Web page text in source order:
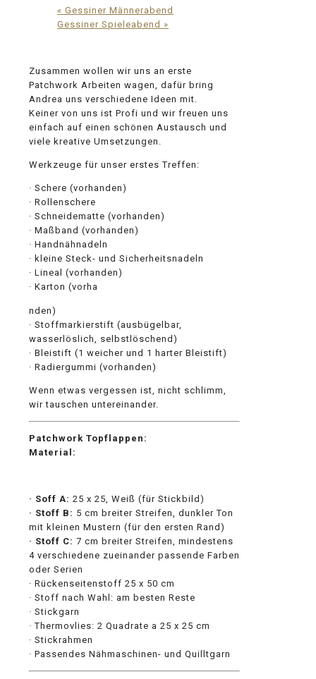
« Gessiner Männerabend
Gessiner Spieleabend »
Zusammen wollen wir uns an erste
Patchwork Arbeiten wagen, dafür bring
Andrea uns verschiedene Ideen mit.
Keiner von uns ist Profi und wir freuen uns
einfach auf einen schönen Austausch und
viele kreative Umsetzungen.
Werkzeuge für unser erstes Treffen:
· Schere (vorhanden)
· Rollenschere
· Schneidematte (vorhanden)
· Maßband (vorhanden)
· Handnähnadeln
· kleine Steck- und Sicherheitsnadeln
· Lineal (vorhanden)
· Karton (vorha
osteopathe-nyon-cabinet-monney
nden)
· Stoffmarkierstift (ausbügelbar,
wasserlöslich, selbstlöschend)
· Bleistift (1 weicher und 1 harter Bleistift)
· Radiergummi (vorhanden)
Wenn etwas vergessen ist, nicht schlimm,
wir tauschen untereinander.
Patchwork Topflappen:
Material:
· Soff A: 25 x 25, Weiß (für Stickbild)
· Stoff B: 5 cm breiter Streifen, dunkler Ton
mit kleinen Mustern (für den ersten Rand)
· Stoff C: 7 cm breiter Streifen, mindestens
4 verschiedene zueinander passende Farben
oder Serien
· Rückenseitenstoff 25 x 50 cm
· Stoff nach Wahl: am besten Reste
· Stickgarn
· Thermovlies: 2 Quadrate a 25 x 25 cm
· Stickrahmen
· Passendes Nähmaschinen- und Quilltgarn